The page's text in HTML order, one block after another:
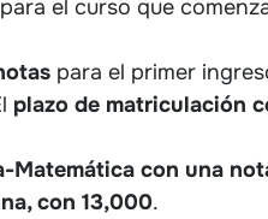
para el curso que
para el primer
plazo de matriculación
Matemática con una
con 13,000.